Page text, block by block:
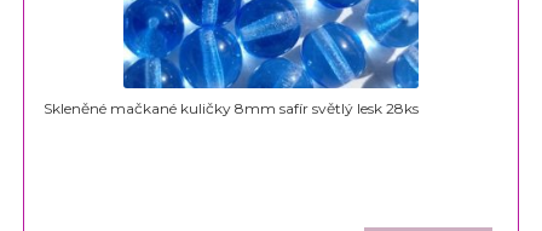
Skleněné mačkané kuličky 8mm safír světlý lesk 28ks